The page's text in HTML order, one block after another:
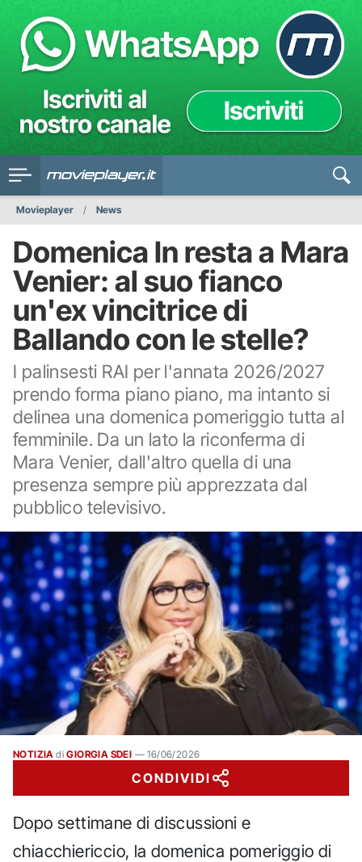
Movieplayer News
Domenica In resta a Mara
Venier: al suo fianco
un'ex vincitrice di
Ballando con le stelle?
I palinsesti RAI per l'annata 2026/2027
prendo forma piano piano, ma intanto si
delinea una domenica pomeriggio tutta al
femminile. Da un lato la riconferma di
Mara Venier, dall'altro quella di una
presenza sempre più apprezzata dal
pubblico televisivo.
NOTIZIA di GIORGIA SDEI —16/06/2026
CONDIVIDI
Dopo settimane di discussioni e
chiacchiericcio, la domenica pomeriggio di